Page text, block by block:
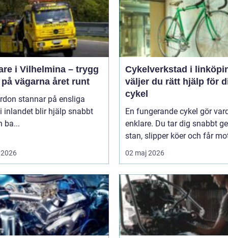
i Vilhelmina – trygg
vägarna året runt
stannar på ensliga
inlandet blir hjälp snabbt
ba...
Cykelverkstad i linköping
väljer du rätt hjälp för
cykel
En fungerande cykel gör
enklare. Du tar dig snabbt
stan, slipper köer och får
02 maj 2026